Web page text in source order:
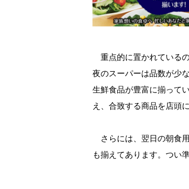
重点的に置かれている
夜のスーパーは品数が少
生鮮食品が豊富に揃って
え、合致する商品を店頭
さらには、翌日の朝食
も揃えてあります。つい